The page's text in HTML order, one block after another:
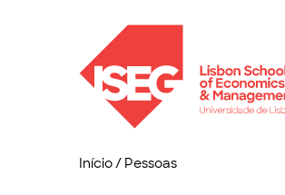
Início/ Pessoas